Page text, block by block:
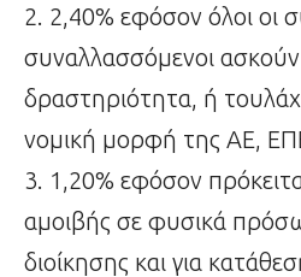
2. 2,40% εφόσον όλοι οι
συναλλασσόμενοι ασκούν
δραστηριότητα, ή
νομική μορφή της ΑΕ,
3. 1,20% εφόσον
αμοιβής σε φυσικά
διοίκησης και για